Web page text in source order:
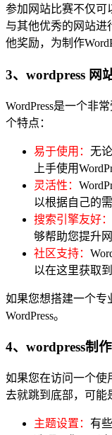
参加网站比赛不仅可
与其他优秀的网站进
他奖励，为制作
3、wordpress 网
WordPress是一个非
个特点：
易于使用： 无
上手使用
灵活性：
以根据自己的
搜索引擎友好：
够帮助您提升
社区支持：
以在这里获取
如果您想搭建一个专
WordPress。
4、wordpress制
如果您在访问一个使
去就跳到底部，可能
主题设置： 有